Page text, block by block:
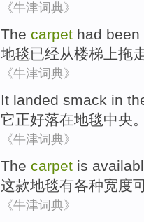
《牛津词典》
The carpet had been
地毯已经从楼梯 上拖
《牛津词典》
It landed smack in
它正好落在地毯中央。
《牛津词典》
The carpet is
这款地毯有各种宽度
《牛津词典》